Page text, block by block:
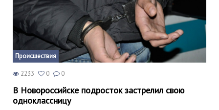
Происшествия
2233 0 0
В Новороссийске подросток застрелил свою
одноклассницу